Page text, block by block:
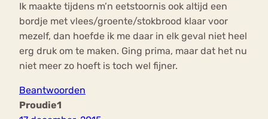
Ik maakte tijdens m’n eetstoornis ook altijd een
bordje met vlees/groente/stokbrood klaar voor
mezelf, dan hoefde ik me daar in elk geval niet heel
erg druk om te maken. Ging prima, maar dat het nu
niet meer zo hoeft is toch wel fijner.
Beantwoorden
Proudie1